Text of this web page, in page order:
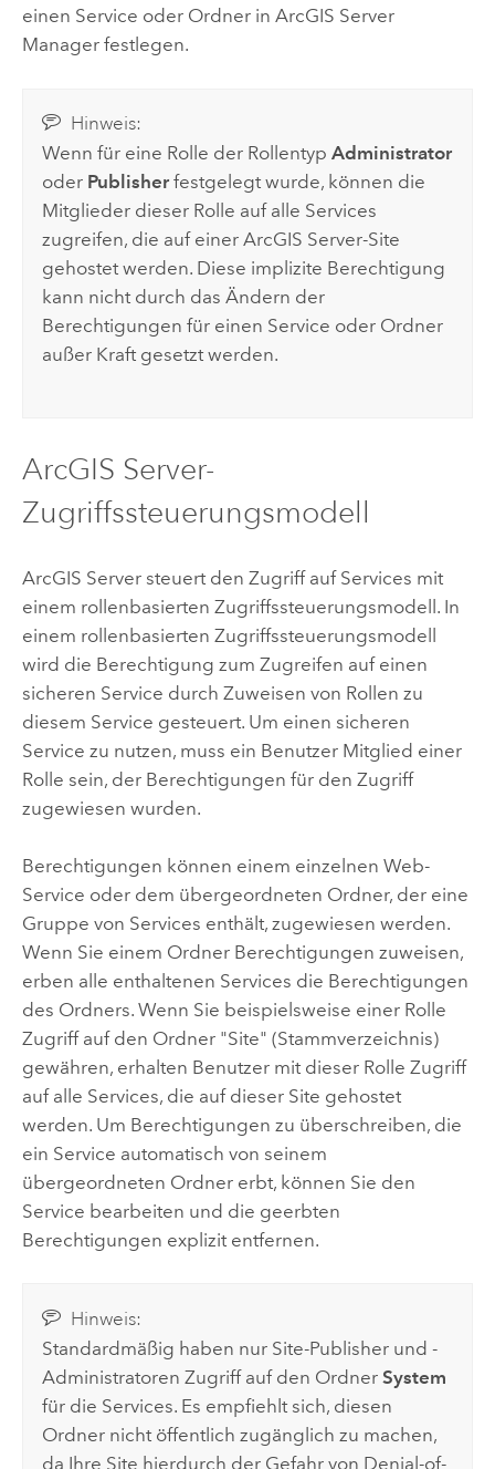
einen Service oder Ordner in ArcGIS Server
Manager festlegen.
Hinweis:
Wenn für eine Rolle der RollentypAdministrator
oder Publisher festgelegt wurde, können die
Mitglieder dieser Rolle auf alle Services
zugreifen, die auf einerArcGIS Server-Site
gehostet werden. Diese implizite Berechtigung
kann nicht durch das Ändern der
Berechtigungen für einen Service oder Ordner
außer Kraft gesetzt werden.
ArcGIS Server-
Zugriffssteuerungsmodell
ArcGIS Serversteuert den Zugriff auf Services mit
einem rollenbasierten Zugriffssteuerungsmodell. In
einem rollenbasierten Zugriffssteuerungsmodell
wird die Berechtigung zum Zugreifen auf einen
sicheren Service durch Zuweisen von Rollen zu
diesem Service gesteuert. Um einen sicheren
Service zu nutzen, muss ein Benutzer Mitglied einer
Rolle sein, der Berechtigungen für den Zugriff
zugewiesen wurden.
Berechtigungen können einem einzelnen Web-
Service oder dem übergeordneten Ordner, der eine
Gruppe von Services enthält, zugewiesen werden.
Wenn Sie einem Ordner Berechtigungen zuweisen,
erben alle enthaltenen Services die Berechtigungen
des Ordners. Wenn Sie beispielsweise einer Rolle
Zugriff auf den Ordner "Site" (Stammverzeichnis)
gewähren, erhalten Benutzer mit dieser Rolle Zugriff
auf alle Services, die auf dieser Site gehostet
werden. Um Berechtigungen zu überschreiben, die
ein Service automatisch von seinem
übergeordneten Ordner erbt, können Sie den
Service bearbeiten und die geerbten
Berechtigungen explizit entfernen.
Hinweis:
Standardmäßig haben nur Site-Publisher und -
Administratoren Zugriff auf den OrdnerSystem
für die Services. Es empfiehlt sich, diesen
Ordner nicht öffentlich zugänglich zu machen,
da Ihre Site hierdurch der Gefahr von Denial-of-